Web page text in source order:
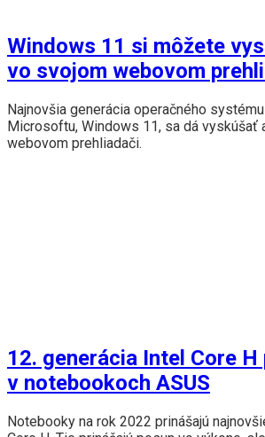
Windows 11 si môžete
vo svojom webovom
Najnovšia generácia operačného
Microsoftu, Windows 11, sa dá vyskúšať
webovom prehliadači.
12. generácia Intel Core
v notebookoch ASUS
Notebooky na rok 2022 prinášajú